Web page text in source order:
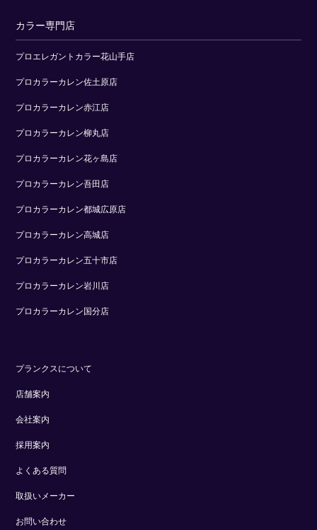
カラー専門店
プロエレガントカラー花山手店
プロカラーカレン佐土原店
プロカラーカレン赤江店
プロカラーカレン柳丸店
プロカラーカレン花ヶ島店
プロカラーカレン吾田店
プロカラーカレン都城広原店
プロカラーカレン高城店
プロカラーカレン五十市店
プロカラーカレン岩川店
プロカラーカレン国分店
プランクスについて
店舗案内
会社案内
採用案内
よくある質問
取扱いメーカー
お問い合わせ